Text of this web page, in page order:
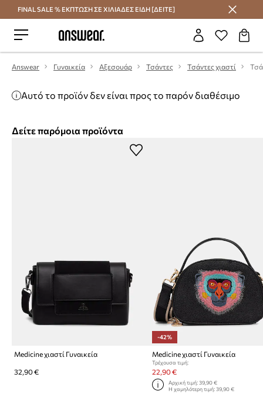
Εξοικονομήστε με το Answear Club
FINAL SALE % ΕΚΠΤΩΣΗ ΣΕ ΧΙΛΙΑΔΕΣ ΕΙΔΗ [ΔΕΙΤΕ]
Answear Γυναικεία Αξεσουάρ Τσάντες Τσάντες χιαστί
Αυτό το προϊόν δεν είναι προς το παρόν διαθέσιμο
Δείτε παρόμοια προϊόντα
Medicine χιαστί Γυναικεία
32,90 €
-42%
Medicine χιαστί Γυναικεία
Τρέχουσα τιμή:
22,90 €
Αρχική τιμή: 39,90 €
Η χαμηλότερη τιμή: 39,90 €